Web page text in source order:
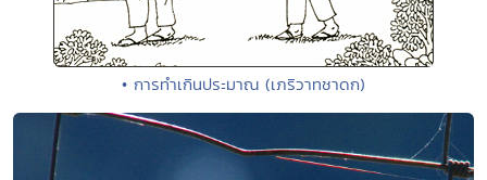
• การทำเกินประมาณ (เภริวาทชาดก)